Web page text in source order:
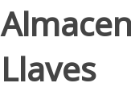
Llaves